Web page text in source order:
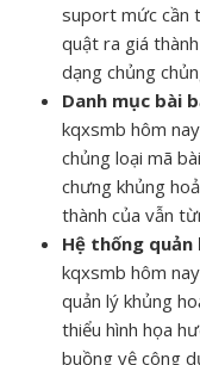
suport mức cần
quật ra giá
dạng chủng
Danh mục bài
kqxsmb hôm
chủng loại mã
chưng khủng
thành của vẫn
Hệ thống
kqxsmb hôm
quản lý khủng
thiểu hình họa
buồng vệ công